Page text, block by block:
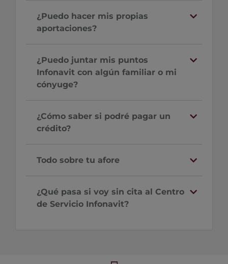
¿Puedo hacer mis propias
aportaciones?
¿Puedo juntar mis puntos
Infonavit con algún familiar o mi
cónyuge?
¿Cómo saber si podré pagar un
crédito?
Todo sobre tu afore
¿Qué pasa si voy sin cita al Centro
de Servicio Infonavit?